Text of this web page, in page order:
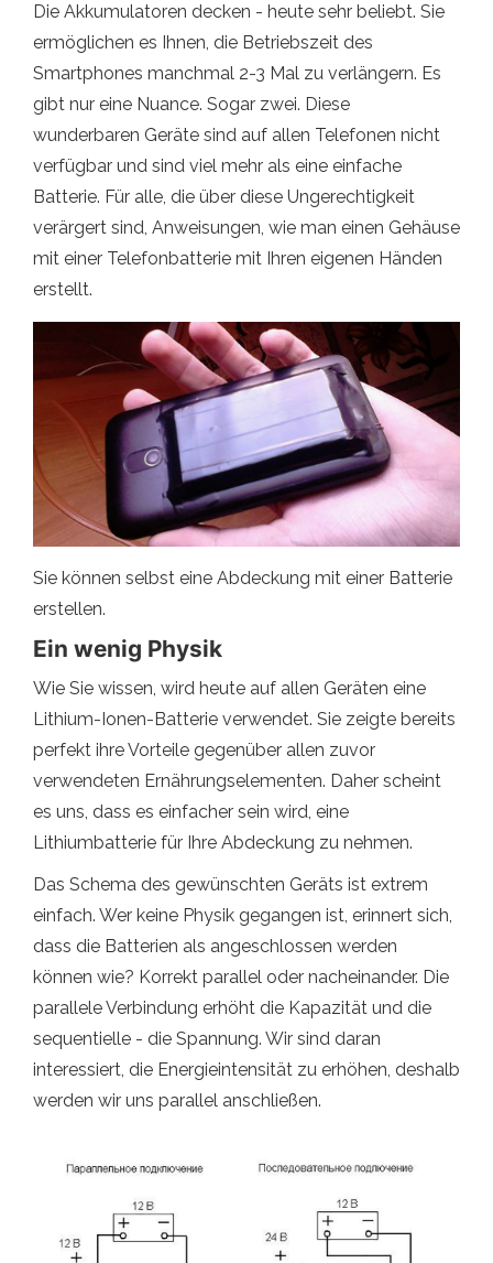
Die Akkumulatoren decken - heute sehr beliebt. Sie
ermöglichen es Ihnen, die Betriebszeit des
Smartphones manchmal 2-3 Mal zu verlängern. Es
gibt nur eine Nuance. Sogar zwei. Diese
wunderbaren Geräte sind auf allen Telefonen nicht
verfügbar und sind viel mehr als eine einfache
Batterie. Für alle, die über diese Ungerechtigkeit
verärgert sind, Anweisungen, wie man einen Gehäuse
mit einer Telefonbatterie mit Ihren eigenen Händen
erstellt.
Sie können selbst eine Abdeckung mit einer Batterie
erstellen.
Ein wenig Physik
Wie Sie wissen, wird heute auf allen Geräten eine
Lithium-Ionen-Batterie verwendet. Sie zeigte bereits
perfekt ihre Vorteile gegenüber allen zuvor
verwendeten Ernährungselementen. Daher scheint
es uns, dass es einfacher sein wird, eine
Lithiumbatterie für Ihre Abdeckung zu nehmen.
Das Schema des gewünschten Geräts ist extrem
einfach. Wer keine Physik gegangen ist, erinnert sich,
dass die Batterien als angeschlossen werden
können wie? Korrekt parallel oder nacheinander. Die
parallele Verbindung erhöht die Kapazität und die
sequentielle - die Spannung. Wir sind daran
interessiert, die Energieintensität zu erhöhen, deshalb
werden wir uns parallel anschließen.